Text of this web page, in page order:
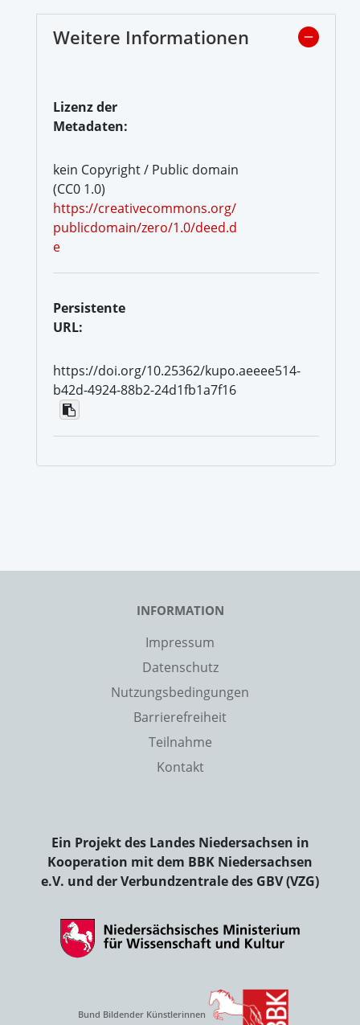
Weitere Informationen
Lizenz der
Metadaten:
kein Copyright / Public domain
(CC0 1.0)
https://creativecommons.org/
publicdomain/zero/1.0/deed.d
e
Persistente
URL:
https://doi.org/10.25362/kupo.aeeee514-
b42d-4924-88b2-24d1fb1a7f16
INFORMATION
Impressum
Datenschutz
Nutzungsbedingungen
Barrierefreiheit
Teilnahme
Kontakt
Ein Projekt des Landes Niedersachsen in
Kooperation mit dem BBK Niedersachsen
e.V. und der Verbundzentrale des GBV (VZG)
Bund Bildender Künstlerinnen